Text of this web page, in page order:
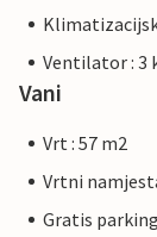
Ventilator : 3
Vani
Vrt : 57 m2
Vrtni
Gratis